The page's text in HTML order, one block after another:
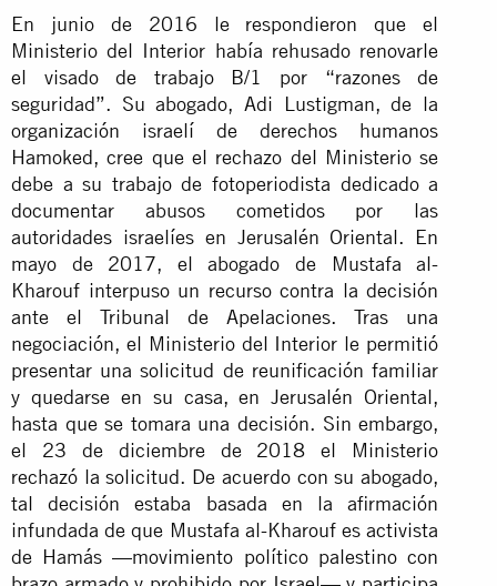
En junio de 2016 le respondieron que el
Ministerio del Interior había rehusado renovarle
el visado de trabajo B/1 por “razones de
seguridad”. Su abogado, Adi Lustigman, de la
organización israelí de derechos humanos
Hamoked, cree que el rechazo del Ministerio se
debe a su trabajo de fotoperiodista dedicado a
documentar abusos cometidos por las
autoridades israelíes en Jerusalén Oriental. En
mayo de 2017, el abogado de Mustafa al-
Kharouf interpuso un recurso contra la decisión
ante el Tribunal de Apelaciones. Tras una
negociación, el Ministerio del Interior le permitió
presentar una solicitud de reunificación familiar
y quedarse en su casa, en Jerusalén Oriental,
hasta que se tomara una decisión. Sin embargo,
el 23 de diciembre de 2018 el Ministerio
rechazó la solicitud. De acuerdo con su abogado,
tal decisión estaba basada en la afirmación
infundada de que Mustafa al-Kharouf es activista
de Hamás —movimiento político palestino con